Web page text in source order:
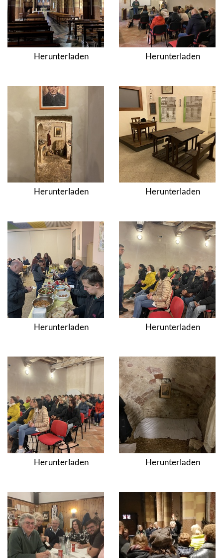
Herunterladen Herunterladen
Herunterladen Herunterladen
Herunterladen Herunterladen
Herunterladen Herunterladen